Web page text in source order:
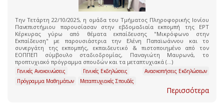
Την Τετάρτη 22/10/2025, η ομάδα του Τμήματος Πληροφορικής Ιονίου
Πανεπιστήμιου παρουσίασαν στην εβδομαδιαία εκπομπή της ΕΡΤ
Κέρκυρας γύρω από θέματα εκπαίδευσης "Μικρόφωνο στην
Εκπαίδευση" με παρουσιάστρια την Ελένη Παπαϊωάννου και το
συνεργάτη της εκπομπής, εκπαιδευτικό & πιστοποιημένο από τον
ΕΟΠΠΕΠ σύμβουλο σταδιοδρομίας, Παναγιώτη Μαυρωνά, το
προπτυχιακό πρόγραμμα σπουδών και τα μεταπτυχιακά (...)
Γενικές Ανακοινώσεις Γενικές Εκδηλώσεις
Ανασκοπήσεις Εκδηλώσεων
Πρόγραμμα Μαθημάτων
Μεταπτυχιακές Σπουδές
Περισσότερα